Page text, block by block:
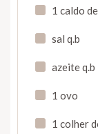
1 caldo
sal q.b
azeite q.b
1 ovo
1 colher